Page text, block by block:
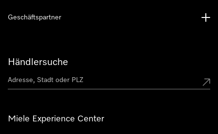
Händlersuche
Miele Experience Center
Geschäftspartner